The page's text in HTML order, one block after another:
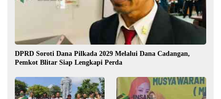
DPRD Soroti Dana Pilkada 2029 Melalui Dana Cadangan,
Pemkot Blitar Siap Lengkapi Perda